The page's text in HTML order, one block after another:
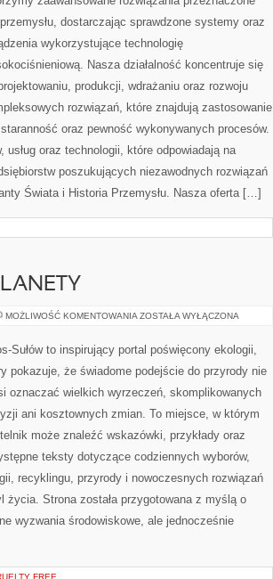
dostarczając sprawdzone systemy oraz
wykorzystujące technologię
Nasza działalność koncentruje się
produkcji, wdrażaniu oraz rozwoju
rozwiązań, które znajdują zastosowanie
oraz pewność wykonywanych procesów.
oraz technologii, które odpowiadają na
poszukujących niezawodnych rozwiązań
Świata i Historia Przemysłu. Nasza oferta […]
MOŻLIWOŚĆ KOMENTOWANIA TECHNOLOGIE
ZOSTAŁA WYŁĄCZONA
Sułów to inspirujący portal poświęcony ekologii,
pokazuje, że świadome podejście do przyrody nie
oznaczać wielkich wyrzeczeń, skomplikowanych
ani kosztownych zmian. To miejsce, w którym
może znaleźć wskazówki, przykłady oraz
teksty dotyczące codziennych wyborów,
recyklingu, przyrody i nowoczesnych rozwiązań
Strona została przygotowana z myślą o
wyzwania środowiskowe, ale jednocześnie
FREE